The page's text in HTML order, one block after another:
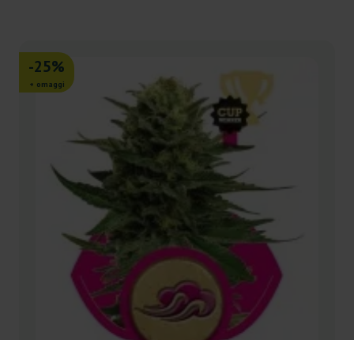
-25%
+ omaggi